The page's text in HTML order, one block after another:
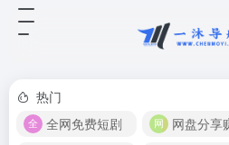
热门
全网免费短剧